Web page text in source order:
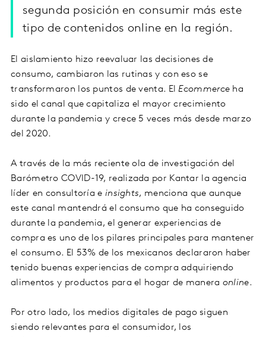
segunda posición en consumir más este
tipo de contenidos online en la región.
El aislamiento hizo reevaluar las decisiones de
consumo, cambiaron las rutinas y con eso se
transformaron los puntos de venta. ElEcommerce ha
sido el canal que capitaliza el mayor crecimiento
durante la pandemia y crece 5 veces más desde marzo
del 2020.
A través de la más reciente ola de investigación del
Barómetro COVID-19, realizada por Kantar la agencia
líder en consultoría e insights, menciona que aunque
este canal mantendrá el consumo que ha conseguido
durante la pandemia, el generar experiencias de
compra es uno de los pilares principales para mantener
el consumo. El 53% de los mexicanos declararon haber
tenido buenas experiencias de compra adquiriendo
alimentos y productos para el hogar de manera online.
Por otro lado, los medios digitales de pago siguen
siendo relevantes para el consumidor, los